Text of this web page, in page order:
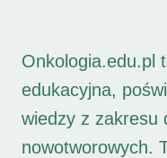
Onkologia.edu.pl
edukacyjna,
wiedzy z zakresu
nowotworowych.